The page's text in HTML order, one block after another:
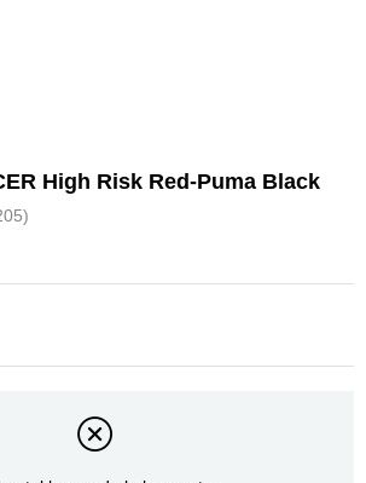
High Risk Red-Puma Black